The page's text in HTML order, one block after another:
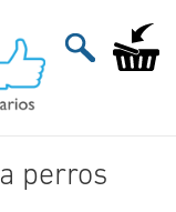
Mi
perros